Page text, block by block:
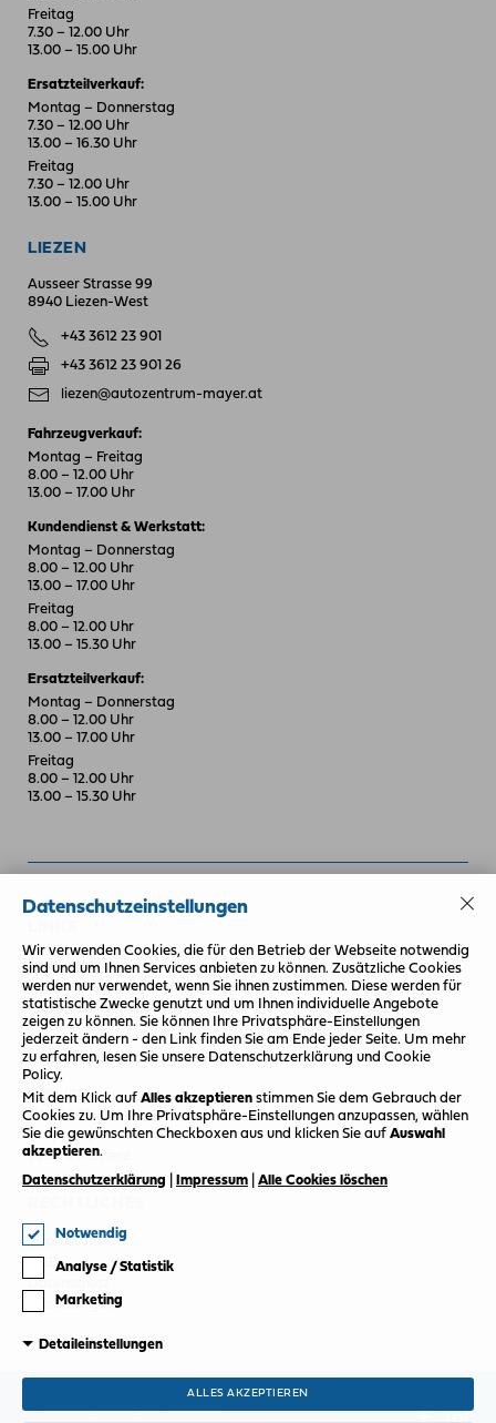
Freitag
7.30 – 12.00 Uhr
13.00 – 15.00 Uhr
Ersatzteilverkauf:
Montag – Donnerstag
7.30 – 12.00 Uhr
13.00 – 16.30 Uhr
Freitag
7.30 – 12.00 Uhr
13.00 – 15.00 Uhr
LIEZEN
Ausseer Strasse 99
8940 Liezen-West
+43 3612 23 901
+43 3612 23 901 26
liezen@autozentrum-mayer.at
Fahrzeugverkauf:
Montag – Freitag
8.00 – 12.00 Uhr
13.00 – 17.00 Uhr
Kundendienst & Werkstatt:
Montag – Donnerstag
8.00 – 12.00 Uhr
13.00 – 17.00 Uhr
Freitag
8.00 – 12.00 Uhr
13.00 – 15.30 Uhr
Ersatzteilverkauf:
Montag – Donnerstag
8.00 – 12.00 Uhr
13.00 – 17.00 Uhr
Freitag
8.00 – 12.00 Uhr
13.00 – 15.30 Uhr
Newsletter
Termin vereinbaren
Probefahrt vereinbaren
INFOS
Über uns
Unsere Standorte
Ansprechpartner
Jobs & Karriere
Impressum
AGB
Datenschutz
Einstellungen
© 2026 Jagersberger Automobil
Datenschutzeinstellungen
Wir verwenden Cookies, die für den Betrieb der Webseite notwendig
sind und um Ihnen Services anbieten zu können. Zusätzliche Cookies
werden nur verwendet, wenn Sie ihnen zustimmen. Diese werden für
statistische Zwecke genutzt und um Ihnen individuelle Angebote
zeigen zu können. Sie können Ihre Privatsphäre-Einstellungen
jederzeit ändern - den Link finden Sie am Ende jeder Seite. Um mehr
zu erfahren, lesen Sie unsere Datenschutzerklärung und Cookie
Policy.
Mit dem Klick auf Alles akzeptieren stimmen Sie dem Gebrauch der
Cookies zu. Um Ihre Privatsphäre-Einstellungen anzupassen, wählen
Sie die gewünschten Checkboxen aus und klicken Sie auf Auswahl
akzeptieren.
Datenschutzerklärung
Impressum Alle Cookies löschen
Notwendig
Analyse / Statistik
Marketing
Detaileinstellungen
ALLES AKZEPTIEREN